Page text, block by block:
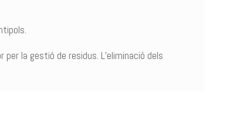
la gestió de residus. L’eliminació dels